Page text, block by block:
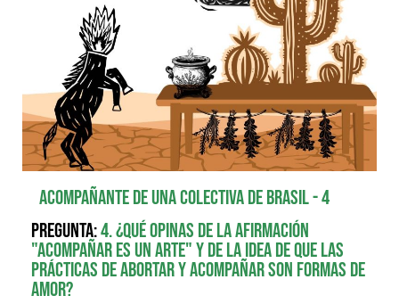
Acompañante de una colectiva de Brasil - 4
Pregunta:4. ¿Qué opinas de la afirmación
"acompañar es un arte" y de la idea de que las
prácticas de abortar y acompañar son formas de
amor?